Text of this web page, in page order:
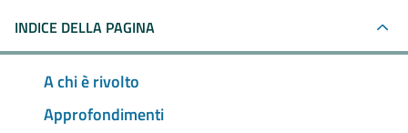
INDICE DELLA PAGINA
A chi è rivolto
Approfondimenti